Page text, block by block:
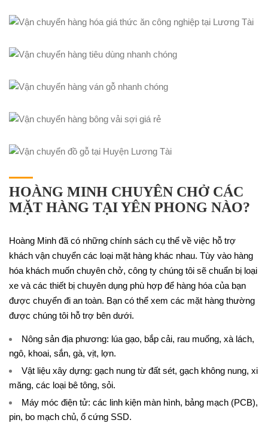
HOÀNG MINH CHUYÊN CHỞ CÁC
MẶT HÀNG TẠI YÊN PHONG NÀO?
Hoàng Minh đã có những chính sách cụ thể về việc hỗ trợ
khách vận chuyển các loại mặt hàng khác nhau. Tùy vào hàng
hóa khách muốn chuyên chở, công ty chúng tôi sẽ chuẩn bị loại
xe và các thiết bị chuyên dụng phù hợp để hàng hóa của bạn
được chuyển đi an toàn. Bạn có thể xem các mặt hàng thường
được chúng tôi hỗ trợ bên dưới.
Nông sản địa phương: lúa gạo, bắp cải, rau muống, xà lách,
ngô, khoai, sắn, gà, vịt, lợn.
Vật liệu xây dựng: gạch nung từ đất sét, gạch không nung, xi
măng, các loại bê tông, sỏi.
Máy móc điện tử: các linh kiện màn hình, bảng mạch (PCB),
pin, bo mạch chủ, ổ cứng SSD.